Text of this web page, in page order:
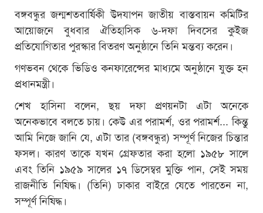
বঙ্গবন্ধুর জন্মশতবার্ষিকী উদযাপন জাতীয় বাস্তবায়ন কমিটির
আয়োজনে বুধবার ঐতিহাসিক ৬-দফা দিবসের কুইজ
প্রতিযোগিতার পুরস্কার বিতরণ অনুষ্ঠানে তিনি মন্তব্য করেন।
গণভবন থেকে ভিডিও কনফারেন্সের মাধ্যমে অনুষ্ঠানে যুক্ত হন
প্রধানমন্ত্রী।
শেখ হাসিনা বলেন, ছয় দফা প্রণয়নটা এটা অনেকে
অনেকভাবে বলতে চায়। কেউ এর পরামর্শ, ওর পরামর্শ... কিন্তু
আমি নিজে জানি যে, এটা তার (বঙ্গবন্ধুর) সম্পূর্ণ নিজের চিন্তার
ফসল। কারণ তাকে যখন গ্রেফতার করা হলো ১৯৫৮ সালে
এবং তিনি ১৯৫৯ সালের ১৭ ডিসেম্বর মুক্তি পান, সেই সময়
রাজনীতি নিষিদ্ধ। (তিনি) ঢাকার বাইরে যেতে পারতেন না,
সম্পূর্ণ নিষিদ্ধ।